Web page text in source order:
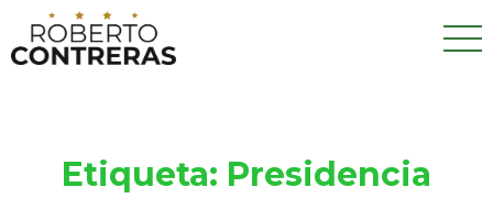
Etiqueta: Presidencia